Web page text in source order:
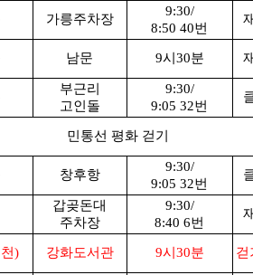
가릉주차장
9:30/
8:50 40번
남문 9시30분
부근리
고인돌
9:30/
9:05 32번
민통선 평화 걷기
창후항
9:30/
9:05 32번
갑곶돈대
주차장
9:30/
8:40 6번
) 강화도서관 9시30분 걷